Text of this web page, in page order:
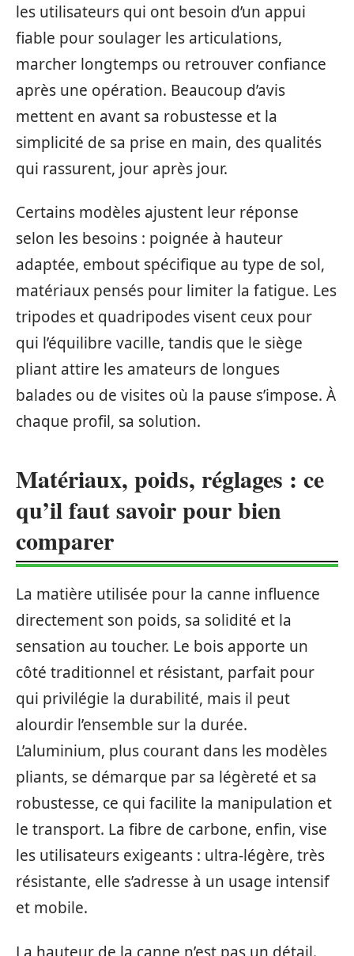
les utilisateurs qui ont besoin d’un appui
fiable pour soulager les articulations,
marcher longtemps ou retrouver confiance
après une opération. Beaucoup d’avis
mettent en avant sa robustesse et la
simplicité de sa prise en main, des qualités
qui rassurent, jour après jour.
Certains modèles ajustent leur réponse
selon les besoins : poignée à hauteur
adaptée, embout spécifique au type de sol,
matériaux pensés pour limiter la fatigue. Les
tripodes et quadripodes visent ceux pour
qui l’équilibre vacille, tandis que le siège
pliant attire les amateurs de longues
balades ou de visites où la pause s’impose. À
chaque profil, sa solution.
Matériaux, poids, réglages : ce
qu’il faut savoir pour bien
comparer
La matière utilisée pour la canne influence
directement son poids, sa solidité et la
sensation au toucher. Le bois apporte un
côté traditionnel et résistant, parfait pour
qui privilégie la durabilité, mais il peut
alourdir l’ensemble sur la durée.
L’aluminium, plus courant dans les modèles
pliants, se démarque par sa légèreté et sa
robustesse, ce qui facilite la manipulation et
le transport. La fibre de carbone, enfin, vise
les utilisateurs exigeants : ultra-légère, très
résistante, elle s’adresse à un usage intensif
et mobile.
La hauteur de la canne n’est pas un détail.